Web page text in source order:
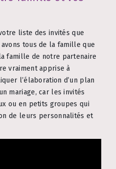
liste des invités que
tous de la famille que
famille de notre partenaire
vraiment apprise à
l’élaboration d’un plan
mariage, car les invités
ou en petits groupes qui
de leurs personnalités et